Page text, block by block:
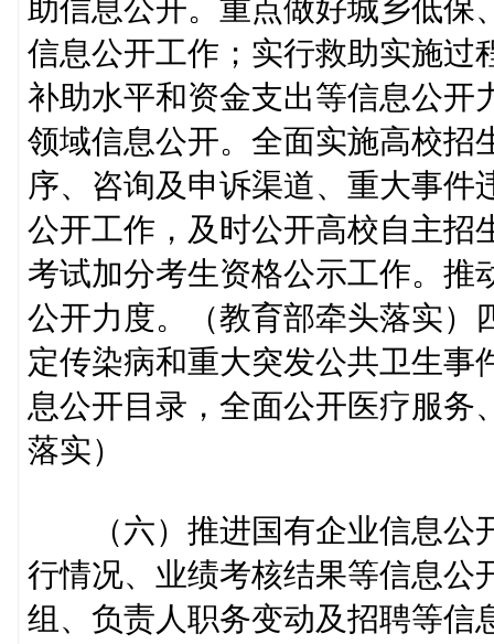
助信息公开。重点做好城乡低保
信息公开工作；实行救助实施过
补助水平和资金支出等信息公开
领域信息公开。全面实施高校招
序、咨询及申诉渠道、重大事件
公开工作，及时公开高校自主招
考试加分考生资格公示工作。推
公开力度。（教育部牵头落实）
定传染病和重大突发公共卫生事
息公开目录，全面公开医疗服务
落实）
（六）推进国有企业信息公
行情况、业绩考核结果等信息公
组、负责人职务变动及招聘等信